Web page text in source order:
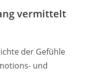
vermittelt
der Gefühle
und